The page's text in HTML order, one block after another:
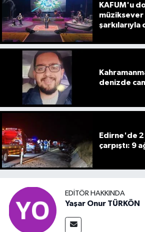
KAFUM'u
müziksever
şarkılarıyla
denizde
Edirne'de
çarpıştı: 9
EDITÖR HAKKINDA
Yaşar Onur TÜRKÖN